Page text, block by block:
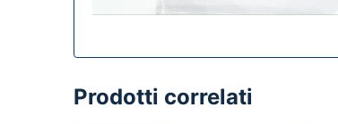
Prodotti correlati